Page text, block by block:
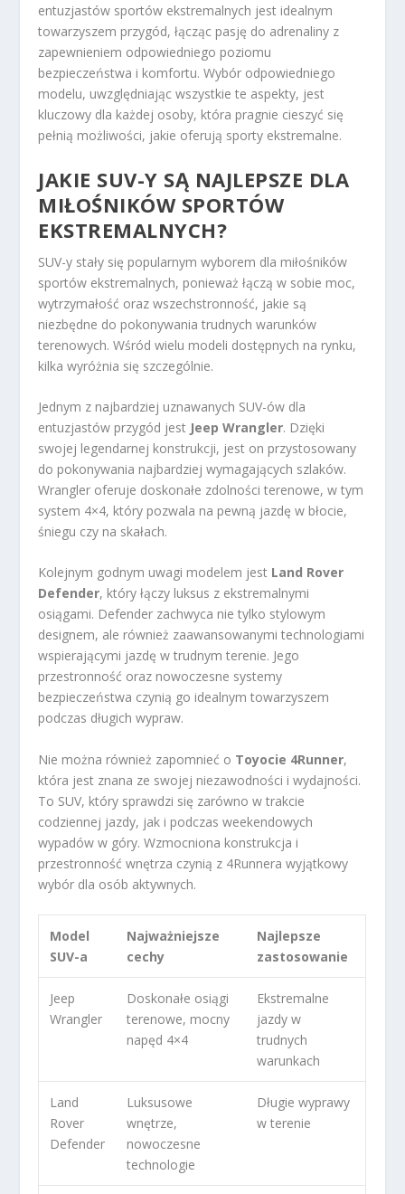
entuzjastów sportów ekstremalnych jest idealnym
towarzyszem przygód, łącząc pasję do adrenaliny z
zapewnieniem odpowiedniego poziomu
bezpieczeństwa i komfortu. Wybór odpowiedniego
modelu, uwzględniając wszystkie te aspekty, jest
kluczowy dla każdej osoby, która pragnie cieszyć się
pełnią możliwości, jakie oferują sporty ekstremalne.
JAKIE SUV-Y SĄ NAJLEPSZE DLA
MIŁOŚNIKÓW SPORTÓW
EKSTREMALNYCH?
SUV-y stały się popularnym wyborem dla miłośników
sportów ekstremalnych, ponieważ łączą w sobie moc,
wytrzymałość oraz wszechstronność, jakie są
niezbędne do pokonywania trudnych warunków
terenowych. Wśród wielu modeli dostępnych na rynku,
kilka wyróżnia się szczególnie.
Jednym z najbardziej uznawanych SUV-ów dla
entuzjastów przygód jest Jeep Wrangler. Dzięki
swojej legendarnej konstrukcji, jest on przystosowany
do pokonywania najbardziej wymagających szlaków.
Wrangler oferuje doskonałe zdolności terenowe, w tym
system 4×4, który pozwala na pewną jazdę w błocie,
śniegu czy na skałach.
Kolejnym godnym uwagi modelem jest Land Rover
Defender, który łączy luksus z ekstremalnymi
osiągami. Defender zachwyca nie tylko stylowym
designem, ale również zaawansowanymi technologiami
wspierającymi jazdę w trudnym terenie. Jego
przestronność oraz nowoczesne systemy
bezpieczeństwa czynią go idealnym towarzyszem
podczas długich wypraw.
Nie można również zapomnieć o Toyocie 4Runner,
która jest znana ze swojej niezawodności i wydajności.
To SUV, który sprawdzi się zarówno w trakcie
codziennej jazdy, jak i podczas weekendowych
wypadów w góry. Wzmocniona konstrukcja i
przestronność wnętrza czynią z 4Runnera wyjątkowy
wybór dla osób aktywnych.
Model
SUV-a
Najważniejsze
cechy
Najlepsze
zastosowanie
Jeep
Wrangler
Doskonałe osiągi
terenowe, mocny
napęd 4×4
Ekstremalne
jazdy w
trudnych
warunkach
Land
Rover
Defender
Luksusowe
wnętrze,
nowoczesne
technologie
Długie wyprawy
w terenie